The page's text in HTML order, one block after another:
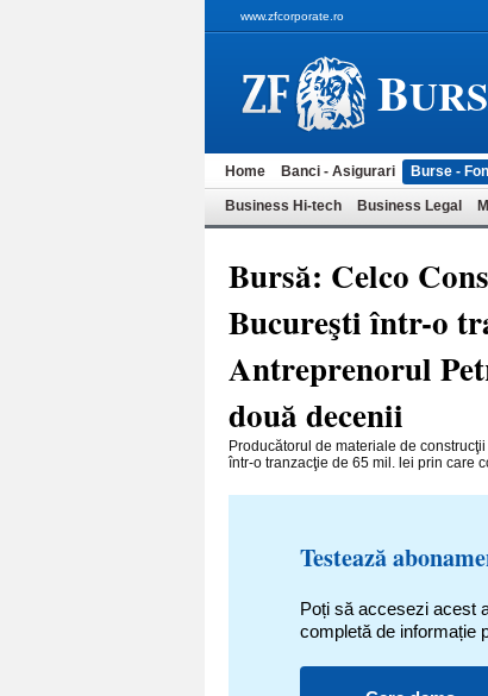
www.zfcorporate.ro
B
Home Banci - Asigurari Burse -
Business Hi-tech Business Legal
Bursă: Celco
Bucureşti într-o
Antreprenorul
două decenii
Producătorul de materiale de
într-o tranzacţie de 65 mil. lei prin care
Testează
Poți să accesezi acest
completă de informație